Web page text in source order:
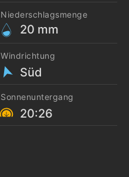
Niederschlagsmenge
20 mm
Windrichtung
Süd
Sonnenuntergang
20:26